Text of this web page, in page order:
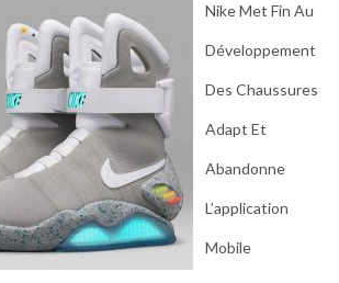
Nike Met Fin Au
Développement
Des Chaussures
Adapt Et
Abandonne
L’application
Mobile